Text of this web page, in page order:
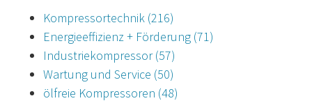
Kompressortechnik (216)
Energieeffizienz + Förderung (71)
Industriekompressor(57)
Wartung und Service (50)
ölfreie Kompressoren (48)